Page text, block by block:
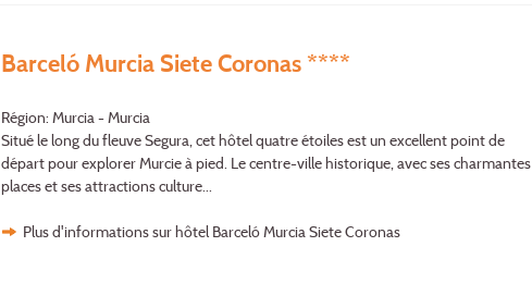
Barceló Murcia Siete Coronas ****
Région: Murcia - Murcia
Situé le long du fleuve Segura, cet hôtel quatre étoiles est un excellent point de
départ pour explorer Murcie à pied. Le centre-ville historique, avec ses charmantes
places et ses attractions culture...
Plus d'informations sur hôtel Barceló Murcia Siete Coronas